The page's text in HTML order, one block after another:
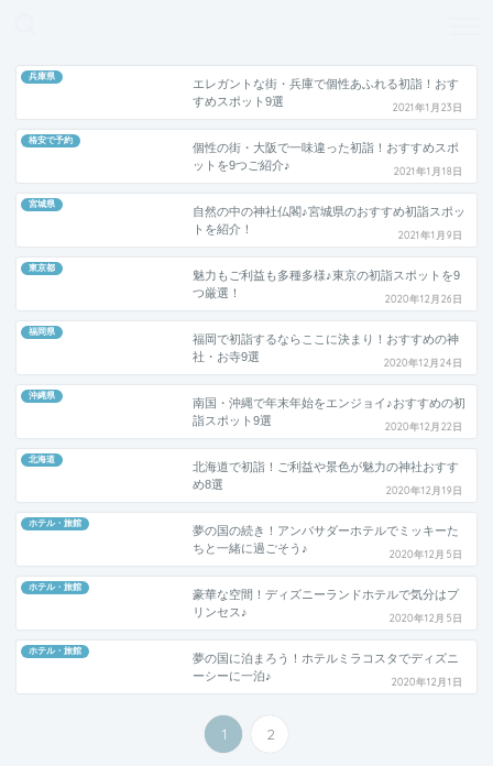
兵庫県
エレガントな街・兵庫で個性あふれる初詣！おす
すめスポット9選
2021年1月23日
格安で予約
個性の街・大阪で一味違った初詣！おすすめスポ
ットを9つご紹介♪
2021年1月18日
宮城県
自然の中の神社仏閣♪宮城県のおすすめ初詣スポッ
トを紹介！
2021年1月9日
東京都
魅力もご利益も多種多様♪東京の初詣スポットを9
つ厳選！
2020年12月26日
福岡県
福岡で初詣するならここに決まり！おすすめの神
社・お寺9選
2020年12月24日
沖縄県
南国・沖縄で年末年始をエンジョイ♪おすすめの初
詣スポット9選
2020年12月22日
北海道
北海道で初詣！ご利益や景色が魅力の神社おすす
め8選
2020年12月19日
ホテル・旅館
夢の国の続き！アンバサダーホテルでミッキーた
ちと一緒に過ごそう♪
2020年12月5日
ホテル・旅館
豪華な空間！ディズニーランドホテルで気分はプ
リンセス♪
2020年12月5日
ホテル・旅館
夢の国に泊まろう！ホテルミラコスタでディズニ
ーシーに一泊♪
2020年12月1日
1 2